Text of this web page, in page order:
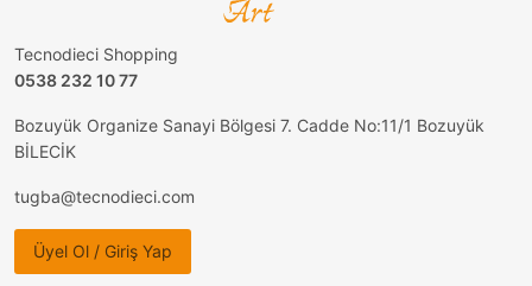
Tecnodieci Shopping
0538 232 10 77
Bozuyük Organize Sanayi Bölgesi 7. Cadde No:11/1 Bozuyük
BİLECİK
tugba@tecnodieci.com
Üyel Ol / Giriş Yap